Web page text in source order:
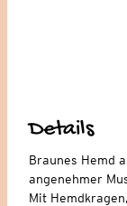
Details
Braunes Hemd
angenehmer
Mit